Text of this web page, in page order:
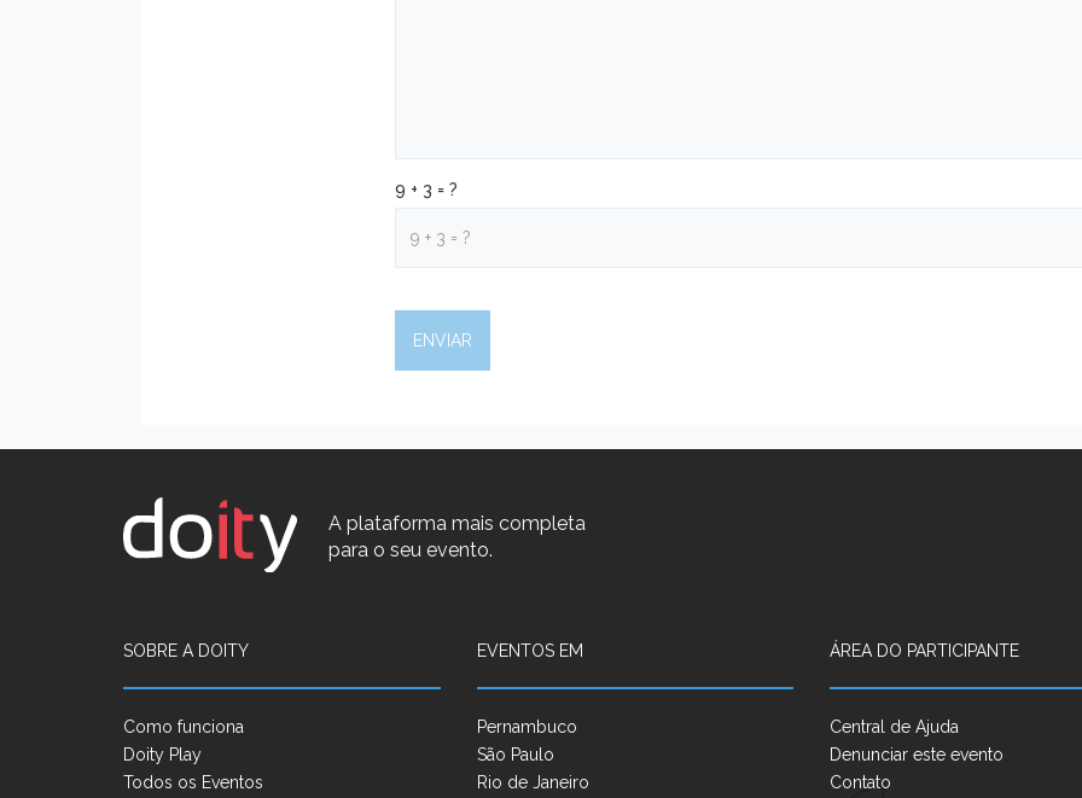
9 + 3 = ?
A plataforma mais completa
para o seu evento.
SOBRE A DOITY
Como funciona
Doity Play
Todos os Eventos
EVENTOS EM
Pernambuco
São Paulo
Rio de Janeiro
ÁREA DO PARTICIPANTE
Central de Ajuda
Denunciar este evento
Contato